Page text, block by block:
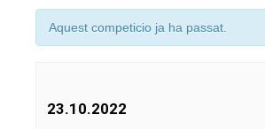
Aquest competicio ja ha passat.
23.10.2022